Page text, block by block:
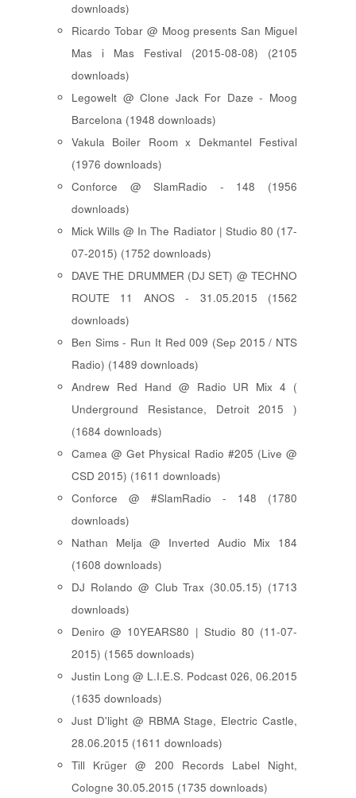
downloads)
Ricardo Tobar @ Moog presents San Miguel
Mas i Mas Festival (2015-08-08) (2105
downloads)
Legowelt @ Clone Jack For Daze - Moog
Barcelona (1948 downloads)
Vakula Boiler Room x Dekmantel Festival
(1976 downloads)
Conforce @ SlamRadio - 148 (1956
downloads)
Mick Wills @ In The Radiator | Studio 80 (17-
07-2015) (1752 downloads)
DAVE THE DRUMMER (DJ SET) @ TECHNO
ROUTE 11 ANOS - 31.05.2015 (1562
downloads)
Ben Sims - Run It Red 009 (Sep 2015 / NTS
Radio) (1489 downloads)
Andrew Red Hand @ Radio UR Mix 4 (
Underground Resistance, Detroit 2015 )
(1684 downloads)
Camea @ Get Physical Radio #205 (Live @
CSD 2015) (1611 downloads)
Conforce @ #SlamRadio - 148 (1780
downloads)
Nathan Melja @ Inverted Audio Mix 184
(1608 downloads)
DJ Rolando @ Club Trax (30.05.15) (1713
downloads)
Deniro @ 10YEARS80 | Studio 80 (11-07-
2015) (1565 downloads)
Justin Long @ L.I.E.S. Podcast 026, 06.2015
(1635 downloads)
Just D'light @ RBMA Stage, Electric Castle,
28.06.2015 (1611 downloads)
Till Krüger @ 200 Records Label Night,
Cologne 30.05.2015 (1735 downloads)